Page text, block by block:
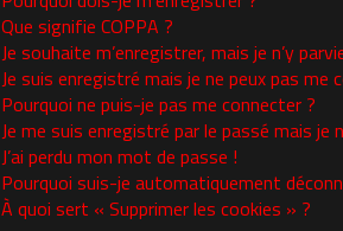
Que signifie COPPA ?
Je souhaite m’enregistrer, mais je n’y
Je suis enregistré mais je ne peux pas me
Pourquoi ne puis-je pas me connecter ?
Je me suis enregistré par le passé mais je
J’ai perdu mon mot de passe !
Pourquoi suis-je automatiquement
À quoi sert « Supprimer les cookies » ?